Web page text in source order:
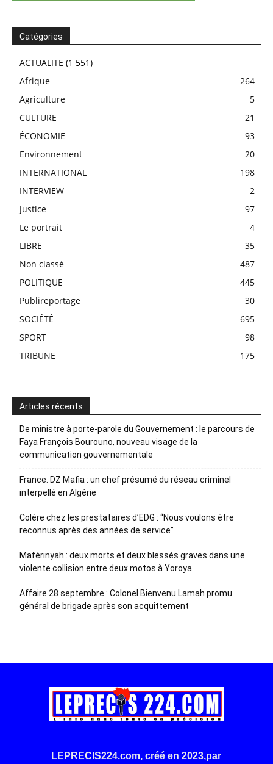
Catégories
ACTUALITE (1 551)
Afrique
264
Agriculture
5
CULTURE
21
ÉCONOMIE
93
Environnement
20
INTERNATIONAL
198
INTERVIEW
2
Justice
97
Le portrait
4
LIBRE
35
Non classé
487
POLITIQUE
445
Publireportage
30
SOCIÉTÉ
695
SPORT
98
TRIBUNE
175
Articles récents
De ministre à porte-parole du Gouvernement : le parcours de
Faya François Bourouno, nouveau visage de la
communication gouvernementale
France. DZ Mafia : un chef présumé du réseau criminel
interpellé en Algérie
Colère chez les prestataires d’EDG : “Nous voulons être
reconnus après des années de service”
Maférinyah : deux morts et deux blessés graves dans une
violente collision entre deux motos à Yoroya
Affaire 28 septembre : Colonel Bienvenu Lamah promu
général de brigade après son acquittement
LEPRECIS224.com, créé en 2023,par